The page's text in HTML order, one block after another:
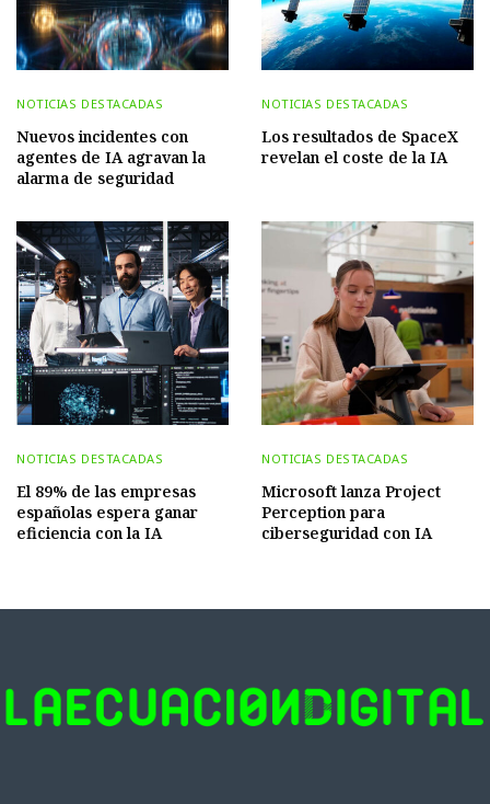
NOTICIAS DESTACADAS
Nuevos incidentes con
agentes de IA agravan la
alarma de seguridad
NOTICIAS DESTACADAS
Los resultados de SpaceX
revelan el coste de la IA
NOTICIAS DESTACADAS
El 89% de las empresas
españolas espera ganar
eficiencia con la IA
NOTICIAS DESTACADAS
Microsoft lanza Project
Perception para
ciberseguridad con IA